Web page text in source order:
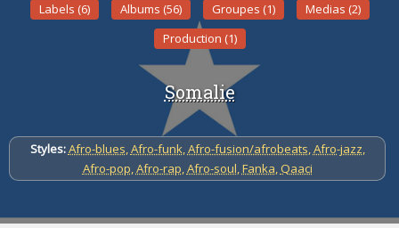
Labels (6)
Albums (56) Groupes (1)
Medias (2)
Production (1)
Somalie
Styles:Afro-blues,Afro-funk,Afro-fusion/afrobeats,Afro-jazz,
Afro-pop,Afro-rap,Afro-soul,Fanka,Qaaci